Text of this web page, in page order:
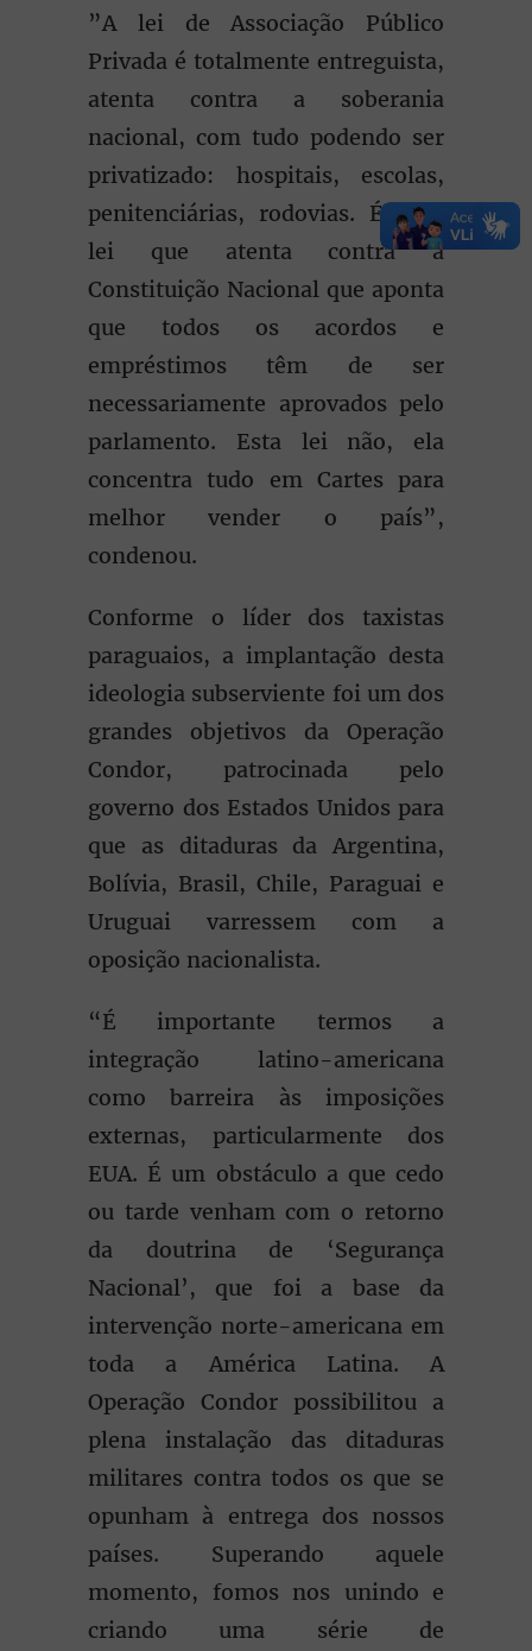
”A lei de Associação Público
Privada é totalmente entreguista,
atenta contra a soberania
nacional, com tudo podendo ser
privatizado: hospitais, escolas,
penitenciárias, rodovias. É uma
lei que atenta contra a
Constituição Nacional que aponta
que todos os acordos e
empréstimos têm de ser
necessariamente aprovados pelo
parlamento. Esta lei não, ela
concentra tudo em Cartes para
melhor vender o país”,
condenou.
Conforme o líder dos taxistas
paraguaios, a implantação desta
ideologia subserviente foi um dos
grandes objetivos da Operação
Condor, patrocinada pelo
governo dos Estados Unidos para
que as ditaduras da Argentina,
Bolívia, Brasil, Chile, Paraguai e
Uruguai varressem com a
oposição nacionalista.
“É importante termos a
integração latino-americana
como barreira às imposições
externas, particularmente dos
EUA. É um obstáculo a que cedo
ou tarde venham com o retorno
da doutrina de ‘Segurança
Nacional’, que foi a base da
intervenção norte-americana em
toda a América Latina. A
Operação Condor possibilitou a
plena instalação das ditaduras
militares contra todos os que se
opunham à entrega dos nossos
países. Superando aquele
momento, fomos nos unindo e
criando uma série de